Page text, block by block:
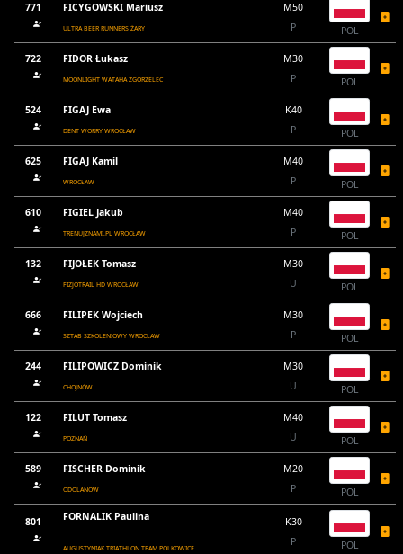
771 FICYGOWSKI Mariusz
ULTRA BEER RUNNERS ŻARY
M50
P
POL
722 FIDOR Łukasz
MOONLIGHT WATAHA ZGORZELEC
M30
P
POL
524 FIGAJ Ewa
DENT WORRY WROCŁAW
K40
P
POL
625 FIGAJ Kamil
WROCŁAW
M40
P
POL
610 FIGIEL Jakub
TRENUJZNAMI.PL WROCŁAW
M40
P
POL
132 FIJOŁEK Tomasz
FIZJOTRAIL HD WROCŁAW
M30
U
POL
666 FILIPEK Wojciech
SZTAB SZKOLENIOWY WROCLAW
M30
P
POL
244 FILIPOWICZ Dominik
CHOJNÓW
M30
U
POL
122 FILUT Tomasz
POZNAŃ
M40
U
POL
589 FISCHER Dominik
ODOLANÓW
M20
P
POL
801 FORNALIK Paulina
AUGUSTYNIAK TRIATHLON TEAM POLKOWICE
K30
P
POL